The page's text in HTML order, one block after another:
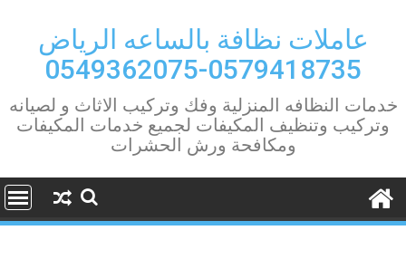
contentعاملات نظافة بالساعه الرياض
0579418735-0549362075
خدمات النظافه المنزلية وفك وتركيب الاثاث و لصيانه
وتركيب وتنظيف المكيفات لجميع خدمات المكيفات
ومكافحة ورش الحشرات